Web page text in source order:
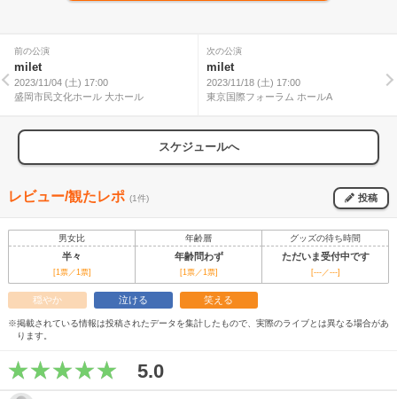
前の公演
milet
2023/11/04 (土) 17:00
盛岡市民文化ホール 大ホール
次の公演
milet
2023/11/18 (土) 17:00
東京国際フォーラム ホールA
スケジュールへ
レビュー/観たレポ (1件) 投稿
男女比 年齢層 グッズの待ち時間
半々 年齢問わず ただいま受付中です
[1票／1票] [1票／1票] [---／---]
穏やか 泣ける 笑える
※掲載されている情報は投稿されたデータを集計したもので、実際のライブとは異なる場合があ
ります。
5.0